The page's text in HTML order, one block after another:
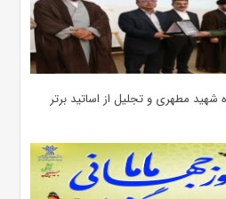
مطهری و تجلیل از اساتید برتر